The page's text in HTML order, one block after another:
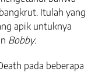
Itulah yang
apik untuknya
Bobby.
pada beberapa